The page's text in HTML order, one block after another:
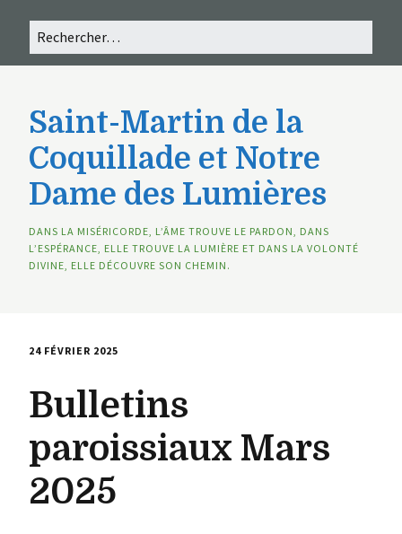
Saint-Martin de la
Coquillade et Notre
Dame des Lumières
DANS LA MISÉRICORDE, L’ÂME TROUVE LE PARDON, DANS
L’ESPÉRANCE, ELLE TROUVE LA LUMIÈRE ET DANS LA VOLONTÉ
DIVINE, ELLE DÉCOUVRE SON CHEMIN.
24 FÉVRIER 2025
Bulletins
paroissiaux Mars
2025